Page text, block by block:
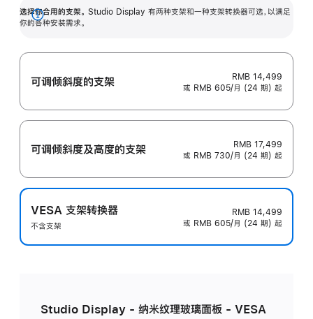
选择你合用的支架。 Studio Display 有两种支架和一种支架转换器可选，以满足
你的各种安装需求。
展
可调倾斜度的支架
RMB 14,499
或 RMB 605/月 (24 期) 起
可调倾斜度及高‍度的支‍架
RMB 17,499
或 RMB 730/月 (24 期) 起
VESA 支架转换器
不含支架
RMB 14,499
或 RMB 605/月 (24 期) 起
Studio Display - 纳米纹理玻璃面板 - VESA